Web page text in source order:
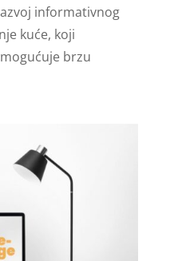
informativnog
kuće, koji
brzu